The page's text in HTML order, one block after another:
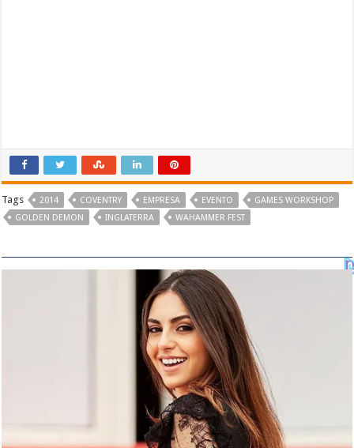
Tags 2014 COVENTRY EMPRESA EVENTO
GAMES WORKSHOP
GOLDEN DEMON
INGLATERRA WAHAMMER FEST